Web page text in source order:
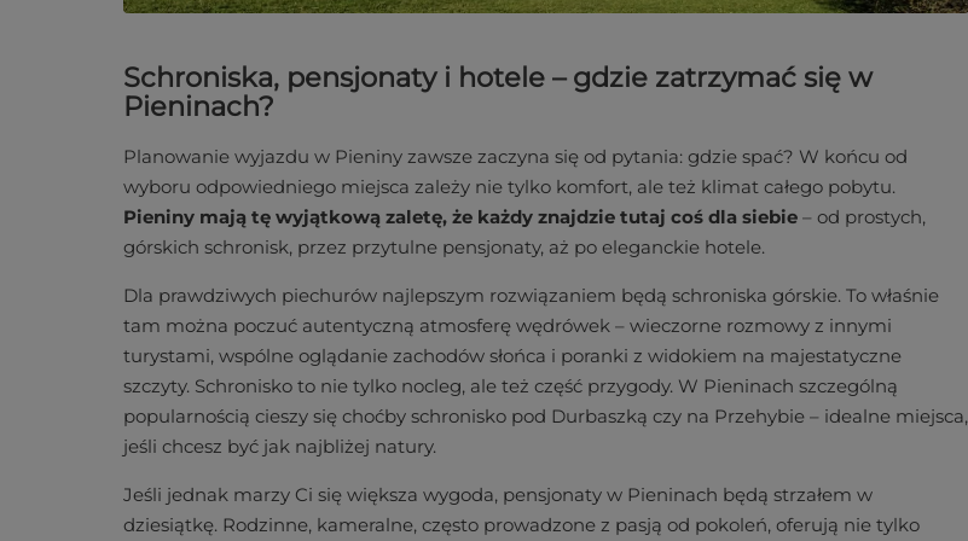
Schroniska, pensjonaty i hotele – gdzie zatrzymać się w
Pieninach?
Planowanie wyjazdu w Pieniny zawsze zaczyna się od pytania: gdzie spać? W końcu od
wyboru odpowiedniego miejsca zależy nie tylko komfort, ale też klimat całego pobytu.
Pieniny mają tę wyjątkową zaletę, że każdy znajdzie tutaj coś dla siebie – od prostych,
górskich schronisk, przez przytulne pensjonaty, aż po eleganckie hotele.
Dla prawdziwych piechurów najlepszym rozwiązaniem będą schroniska górskie. To właśnie
tam można poczuć autentyczną atmosferę wędrówek – wieczorne rozmowy z innymi
turystami, wspólne oglądanie zachodów słońca i poranki z widokiem na majestatyczne
szczyty. Schronisko to nie tylko nocleg, ale też część przygody. W Pieninach szczególną
popularnością cieszy się choćby schronisko pod Durbaszką czy na Przehybie – idealne miejsca,
jeśli chcesz być jak najbliżej natury.
Jeśli jednak marzy Ci się większa wygoda, pensjonaty w Pieninach będą strzałem w
dziesiątkę. Rodzinne, kameralne, często prowadzone z pasją od pokoleń, oferują nie tylko